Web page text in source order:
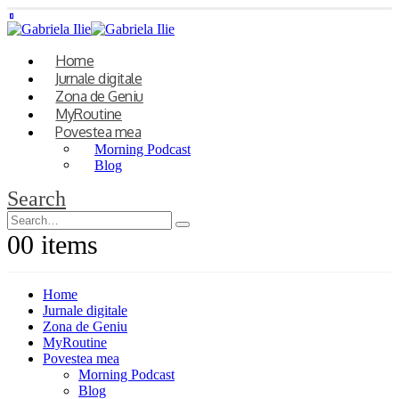
Home
Jurnale digitale
Zona de Geniu
MyRoutine
Povestea mea
Morning Podcast
Blog
Search
00 items
Home
Jurnale digitale
Zona de Geniu
MyRoutine
Povestea mea
Morning Podcast
Blog